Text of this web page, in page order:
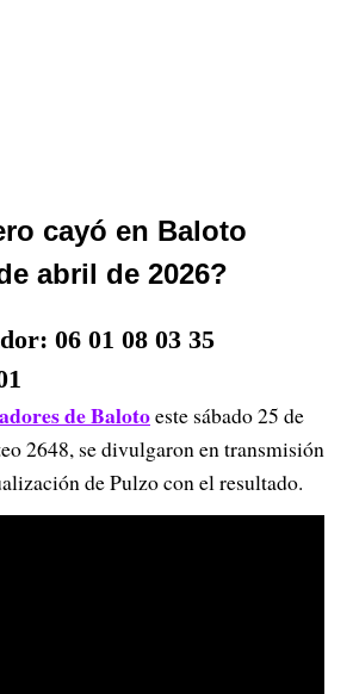
cayó en Baloto
abril de 2026?
06 01 08 03 35
de Balotoeste sábado 25 de
2648, se divulgaron en transmisión
de Pulzo con el resultado.